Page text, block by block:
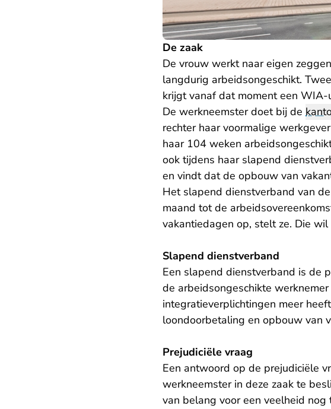
De zaak
De vrouw werkt naar eigen
langdurig arbeidsongeschikt.
krijgt vanaf dat moment een WIA-
De werkneemster doet bij de
rechter haar voormalige
haar 104 weken
ook tijdens haar slapend
en vindt dat de opbouw van
Het slapend dienstverband van
maand tot de
vakantiedagen op, stelt ze. Die
Slapend dienstverband
Een slapend dienstverband is de
de arbeidsongeschikte
integratieverplichtingen meer
loondoorbetaling en opbouw van
Prejudiciële vraag
Een antwoord op de prejudiciële
werkneemster in deze zaak te
van belang voor een veelheid